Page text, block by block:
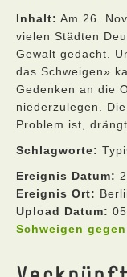
Inhalt: Am 26.
vielen Städten
Gewalt gedacht.
das Schweigen»
Gedenken an die
niederzulegen.
Problem ist,
Schlagworte:
Ereignis Datum:
Ereignis Ort:
Upload Datum:
Schweigen